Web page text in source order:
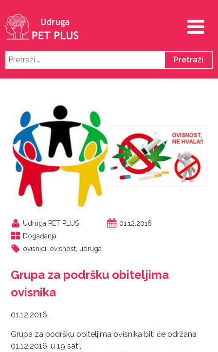
Pretraži:
Udruga PET PLUS
01.12.2016
Događanja
ovisnici ovisnost udruga
Grupa za podršku obiteljima
ovisnika
01.12.2016.
Grupa za podršku obiteljima ovisnika biti će održana
01.12.2016. u 19 sati.